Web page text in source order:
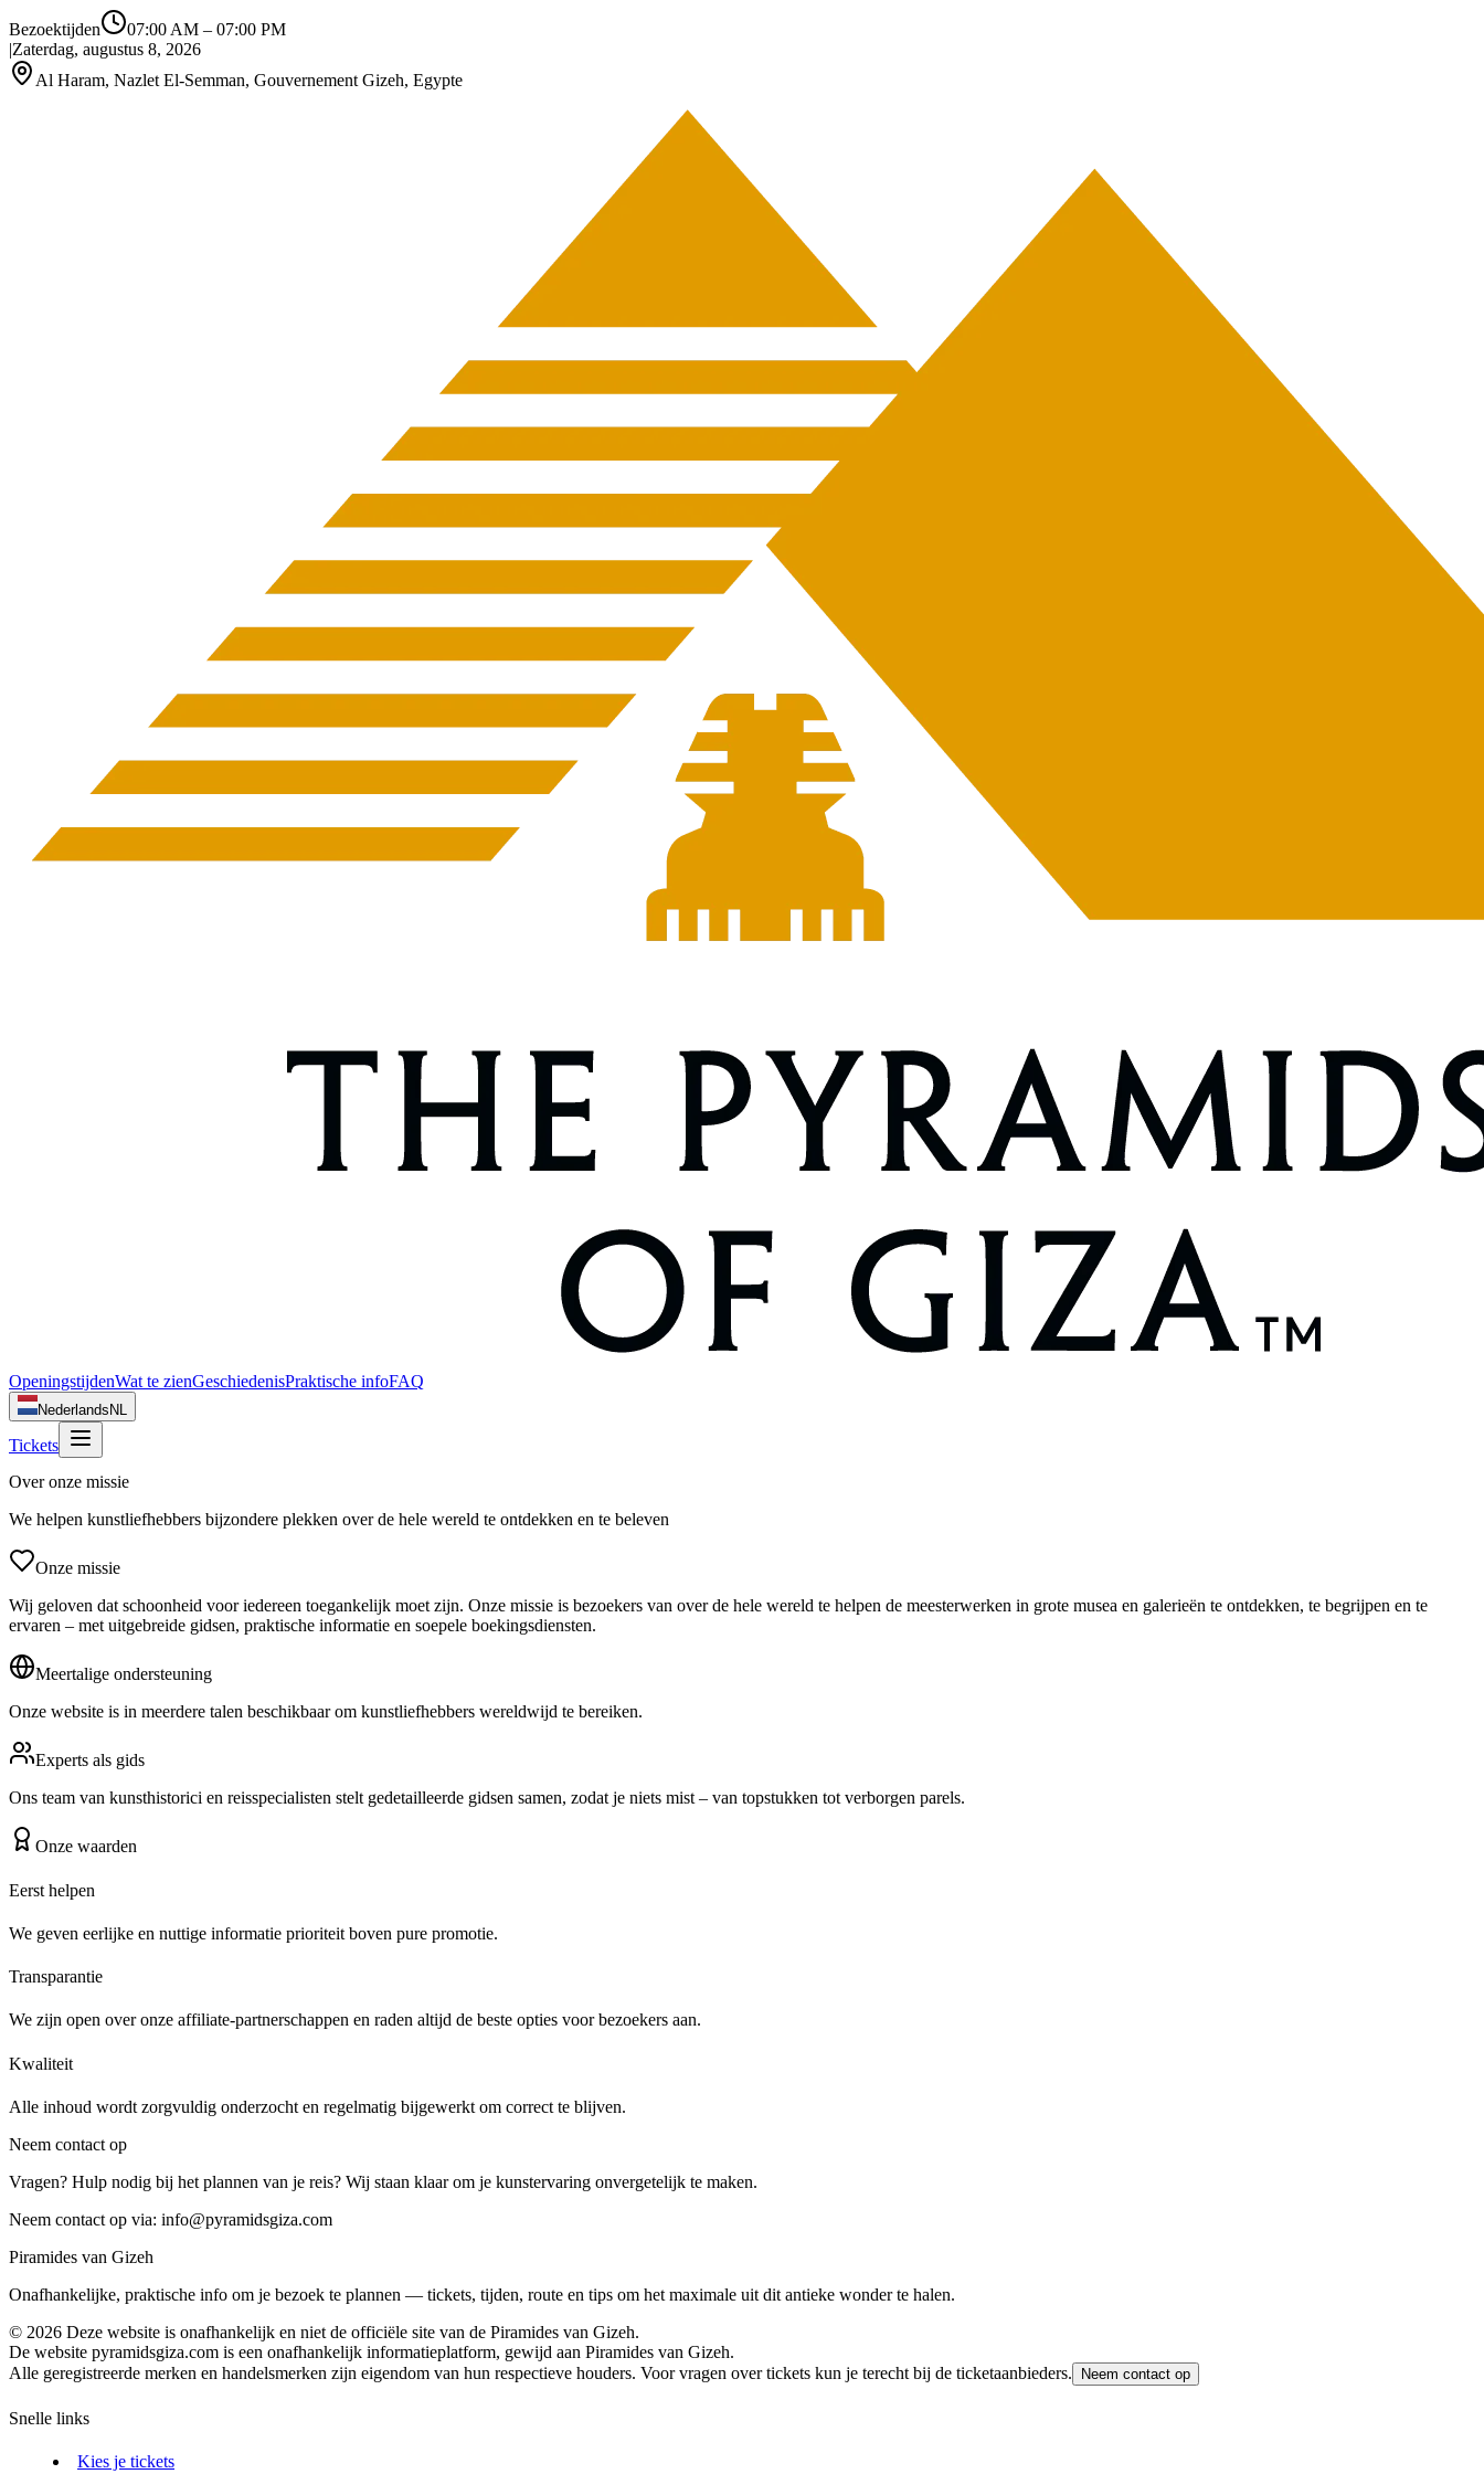
Bezoektijden 07:00 AM – 07:00 PM
|Zaterdag, augustus 8, 2026
Al Haram, Nazlet El-Semman, Gouvernement Gizeh, Egypte
OpeningstijdenWat te zienGeschiedenisPraktische infoFAQ
Nederlands NL
Tickets
Over onze missie
We helpen kunstliefhebbers bijzondere plekken over de hele wereld te ontdekken en te beleven
Onze missie
Wij geloven dat schoonheid voor iedereen toegankelijk moet zijn. Onze missie is bezoekers van over de hele wereld te helpen de meesterwerken in grote musea en galerieën te ontdekken, te begrijpen en te
ervaren – met uitgebreide gidsen, praktische informatie en soepele boekingsdiensten.
Meertalige ondersteuning
Onze website is in meerdere talen beschikbaar om kunstliefhebbers wereldwijd te bereiken.
Experts als gids
Ons team van kunsthistorici en reisspecialisten stelt gedetailleerde gidsen samen, zodat je niets mist – van topstukken tot verborgen parels.
Onze waarden
Eerst helpen
We geven eerlijke en nuttige informatie prioriteit boven pure promotie.
Transparantie
We zijn open over onze affiliate-partnerschappen en raden altijd de beste opties voor bezoekers aan.
Kwaliteit
Alle inhoud wordt zorgvuldig onderzocht en regelmatig bijgewerkt om correct te blijven.
Neem contact op
Vragen? Hulp nodig bij het plannen van je reis? Wij staan klaar om je kunstervaring onvergetelijk te maken.
Neem contact op via: info@pyramidsgiza.com
Piramides van Gizeh
Onafhankelijke, praktische info om je bezoek te plannen — tickets, tijden, route en tips om het maximale uit dit antieke wonder te halen.
© 2026 Deze website is onafhankelijk en niet de officiële site van de Piramides van Gizeh.
De website pyramidsgiza.com is een onafhankelijk informatieplatform, gewijd aan Piramides van Gizeh.
Alle geregistreerde merken en handelsmerken zijn eigendom van hun respectieve houders. Voor vragen over tickets kun je terecht bij de ticketaanbieders.
Neem contact op
Snelle links
Kies je tickets